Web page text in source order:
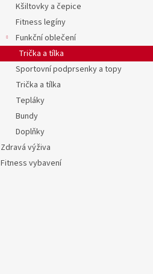
Kšiltovky a čepice
Fitness legíny
Funkční oblečení
Trička a tílka
Sportovní podprsenky a topy
Trička a tílka
Tepláky
Bundy
Doplňky
Zdravá výživa
Fitness vybavení